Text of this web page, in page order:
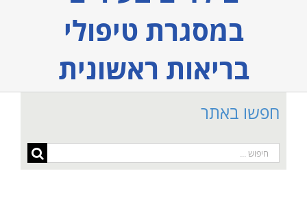
במסגרת טיפולי
בריאות ראשונית
חפשו באתר
חיפוש...